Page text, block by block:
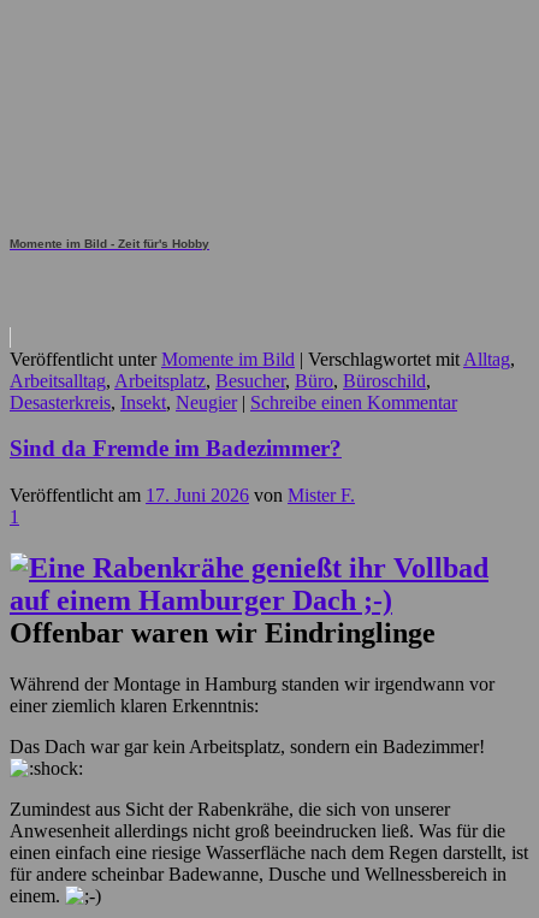
Momente im Bild - Zeit für's Hobby
Veröffentlicht unter Momente im Bild | Verschlagwortet mit Alltag,
Arbeitsalltag, Arbeitsplatz, Besucher, Büro, Büroschild,
Desasterkreis, Insekt, Neugier | Schreibe einen Kommentar
Sind da Fremde im Badezimmer?
Veröffentlicht am 17. Juni 2026 von Mister F.
1
Offenbar waren wir Eindringlinge
Während der Montage in Hamburg standen wir irgendwann vor
einer ziemlich klaren Erkenntnis:
Das Dach war gar kein Arbeitsplatz, sondern ein Badezimmer!
Zumindest aus Sicht der Rabenkrähe, die sich von unserer
Anwesenheit allerdings nicht groß beeindrucken ließ. Was für die
einen einfach eine riesige Wasserfläche nach dem Regen darstellt, ist
für andere scheinbar Badewanne, Dusche und Wellnessbereich in
einem.